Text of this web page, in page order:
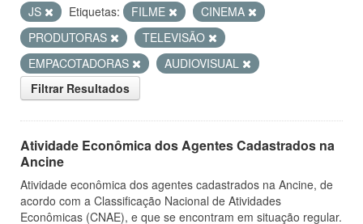
JS
Etiquetas: FILME
CINEMA
PRODUTORAS
TELEVISÃO
EMPACOTADORAS
AUDIOVISUAL
Filtrar Resultados
Atividade Econômica dos Agentes Cadastrados na
Ancine
Atividade econômica dos agentes cadastrados na Ancine, de
acordo com a Classificação Nacional de Atividades
Econômicas (CNAE), e que se encontram em situação regular.